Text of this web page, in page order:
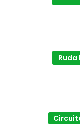
Ruda